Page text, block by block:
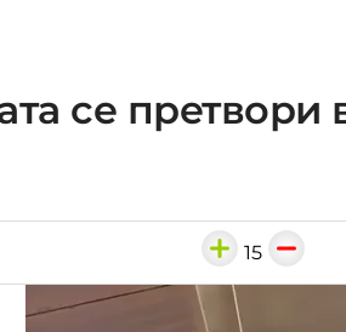
се претвори
15